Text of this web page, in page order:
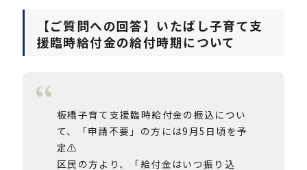
【ご質問への回答】いたばし子育て支
援臨時給付金の給付時期について
板橋子育て支援臨時給付金の振込につい
て、「申請不要」の方には9月5日頃を予
定⚠️
区民の方より、「給付金はいつ振り込